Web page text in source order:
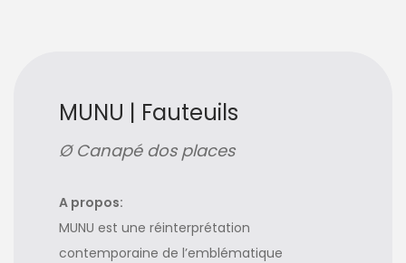
MUNU | Fauteuils
Ø Canapé dos places
A propos:
MUNU est une réinterprétation
contemporaine de l’emblématique